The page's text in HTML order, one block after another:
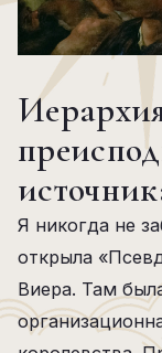
Я никогда не
открыла
Виера. Там